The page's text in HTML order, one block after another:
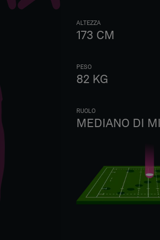
ALTEZZA
173 CM
PESO
82 KG
RUOLO
MEDIANO DI